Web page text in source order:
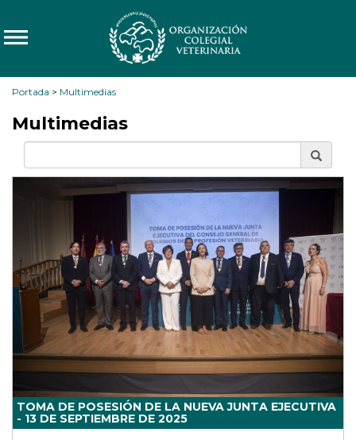
Portada > Multimedias
Multimedias
TOMA DE POSESIÓN DE LA NUEVA JUNTA EJECUTIVA
- 13 DE SEPTIEMBRE DE 2025